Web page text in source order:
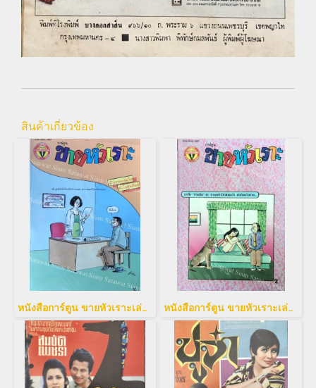
สินค้าเกี่ยวข้อง
หนังสือการ์ตูน ขายหัวเราะเล่มใหญ่ หนังสือการ์ตูน ขายหัวเราะเล่มใหญ่